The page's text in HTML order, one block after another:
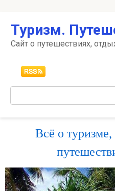
контенту
Туризм.
Сайт о путешествиях,
Всё о туризме,